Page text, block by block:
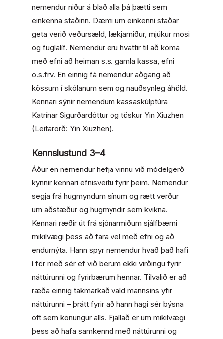
nemendur niður á blað alla þá þætti sem
einkenna staðinn. Dæmi um einkenni staðar
geta verið veðursæld, lækjarniður, mjúkur mosi
og fuglalíf. Nemendur eru hvattir til að koma
með efni að heiman s.s. gamla kassa, efni
o.s.frv. En einnig fá nemendur aðgang að
kössum í skólanum sem og nauðsynleg áhöld.
Kennari sýnir nemendum kassaskúlptúra
Katrínar Sigurðardóttur og töskur Yin Xiuzhen
(Leitarorð: Yin Xiuzhen).
Kennslustund 3–4
Áður en nemendur hefja vinnu við módelgerð
kynnir kennari efnisveitu fyrir þeim. Nemendur
segja frá hugmyndum sínum og rætt verður
um aðstæður og hugmyndir sem kvikna.
Kennari ræðir út frá sjónarmiðum sjálfbærni
mikilvægi þess að fara vel með efni og að
endurnýta. Hann spyr nemendur hvað það hafi
í för með sér ef við berum ekki virðingu fyrir
náttúrunni og fyrirbærum hennar. Tilvalið er að
ræða einnig takmarkað vald mannsins yfir
náttúrunni – þrátt fyrir að hann hagi sér býsna
oft sem konungur alls. Fjallað er um mikilvægi
þess að hafa samkennd með náttúrunni og